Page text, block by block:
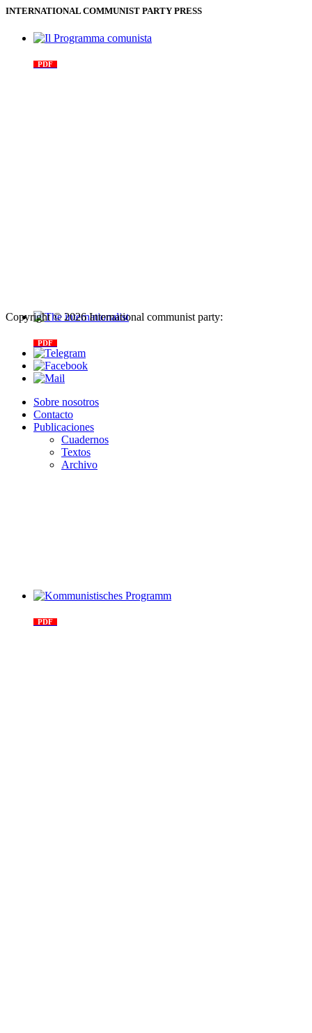
INTERNATIONAL COMMUNIST PARTY PRESS
PDF
PDF
PDF
Copyright © 2026 International communist party:
Sobre nosotros
Contacto
Publicaciones
Cuadernos
Textos
Archivo